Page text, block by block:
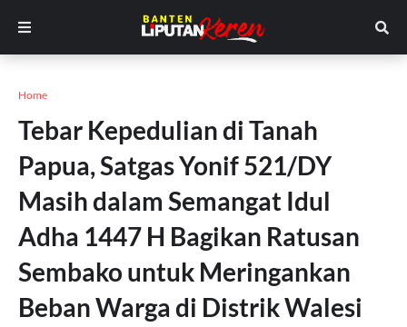
Home
Tebar Kepedulian di Tanah
Papua, Satgas Yonif 521/DY
Masih dalam Semangat Idul
Adha 1447 H Bagikan Ratusan
Sembako untuk Meringankan
Beban Warga di Distrik Walesi